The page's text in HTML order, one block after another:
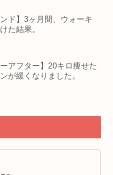
ンド】3ヶ月間、ウォーキ
た結果。
ーアフター】20キロ痩せた
が緩くなりました。